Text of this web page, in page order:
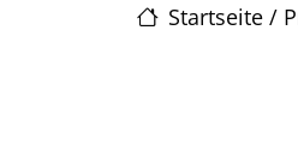
Startseite /